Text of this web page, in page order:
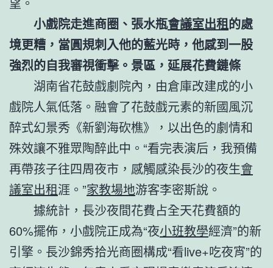
小戲院走進商圈、張水瓶會議室出租的處
境更糟，當圓規刺入他的藍光時，他感到一股
強烈的自我審視衝擊。景區，延展花費鏈條
湖南省花鼓戲劇院內，由倉庫改建成的小
戲院人氣低落。融會了花鼓戲元素的新國風沉
醉式幻景秀《新劉海砍樵》，以出色的劇情和
殊效讓不雅眾陶醉此中。“看完表演后，我預備
再帶孩子往四周夜市，感觸感染長沙的夜生會
議室出租涯。”家教場地游客李密斯說。
據統計，長沙夜間花費占全天花費額的
60%擺佈，小戲院正成為“夜小班教學經濟”的新
引擎。長沙錦秀拾光商圈構成“看live+吃夜宵”的